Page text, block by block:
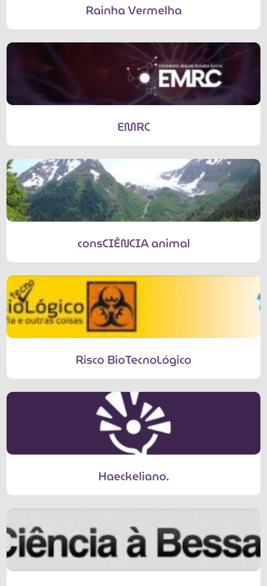
Rainha Vermelha
EMRC
consCIÊNCIA animal
Risco BioTecnoLógico
Haeckeliano.